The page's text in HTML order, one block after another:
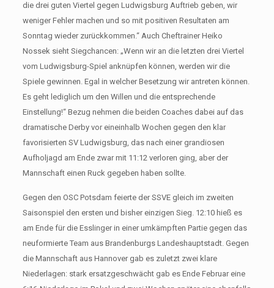
die drei guten Viertel gegen Ludwigsburg Auftrieb geben, wir
weniger Fehler machen und so mit positiven Resultaten am
Sonntag wieder zurückkommen.“ Auch Cheftrainer Heiko
Nossek sieht Siegchancen: „Wenn wir an die letzten drei Viertel
vom Ludwigsburg-Spiel anknüpfen können, werden wir die
Spiele gewinnen. Egal in welcher Besetzung wir antreten können.
Es geht lediglich um den Willen und die entsprechende
Einstellung!“ Bezug nehmen die beiden Coaches dabei auf das
dramatische Derby vor eineinhalb Wochen gegen den klar
favorisierten SV Ludwigsburg, das nach einer grandiosen
Aufholjagd am Ende zwar mit 11:12 verloren ging, aber der
Mannschaft einen Ruck gegeben haben sollte.
Gegen den OSC Potsdam feierte der SSVE gleich im zweiten
Saisonspiel den ersten und bisher einzigen Sieg. 12:10 hieß es
am Ende für die Esslinger in einer umkämpften Partie gegen das
neuformierte Team aus Brandenburgs Landeshauptstadt. Gegen
die Mannschaft aus Hannover gab es zuletzt zwei klare
Niederlagen: stark ersatzgeschwächt gab es Ende Februar eine